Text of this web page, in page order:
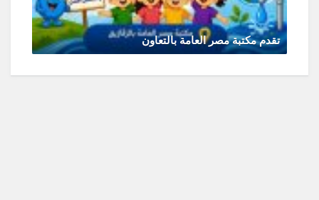
تقدم مكتبة مصر العامة بالتعاون